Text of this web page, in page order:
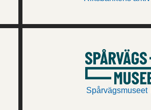
Spårvägsmuseet